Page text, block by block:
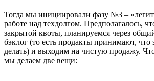
Тогда мы инициировали фазу №3 –
работе над техдолгом. Предполагалось,
закрытой квоты, планируемся через
бэклог (то есть продакты принимают, что
делать) и выходим на чистую продажу.
мы делаем две вещи: